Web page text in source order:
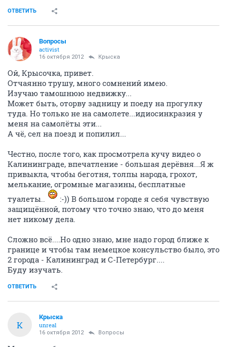
ОТВЕТИТЬ
Вопросы
activist
16 октября 2012 Крыска
Ой, Крысочка, привет.
Отчаянно трушу, много сомнений имею.
Изучаю тамошнюю недвижку...
Может быть, оторву задницу и поеду на прогулку
туда. Но только не на самолете...идиосинкразия у
меня на самолёты эти...
А чё, сел на поезд и попилил...
Честно, после того, как просмотрела кучу видео о
Калининграде, впечатление - большая дерёвня...Я ж
привыкла, чтобы беготня, толпы народа, грохот,
мелькание, огромные магазины, бесплатные
туалеты..
:-)) В большом городе я себя чувствую
защищённой, потому что точно знаю, что до меня
нет никому дела.
Сложно всё....Но одно знаю, мне надо город ближе к
границе и чтобы там немецкое консульство было, это
2 города - Калининград и С-Петербург....
Буду изучать.
ОТВЕТИТЬ
К
Крыска
unreal
16 октября 2012 Вопросы